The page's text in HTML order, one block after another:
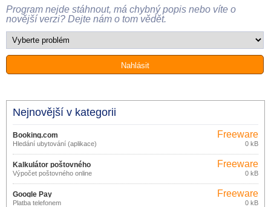
Program nejde stáhnout, má chybný popis nebo víte o
novější verzi? Dejte nám o tom vědět.
Nejnovější v kategorii
Booking.com
Hledání ubytování (aplikace)
Freeware
0 kB
Kalkulátor poštovného
Výpočet poštovného online
Freeware
0 kB
Google Pay
Platba telefonem
Freeware
0 kB